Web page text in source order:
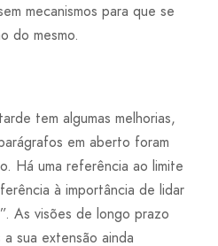
mecanismos para que se
do mesmo.
tem algumas melhorias,
em aberto foram
Há uma referência ao limite
à importância de lidar
As visões de longo prazo
sua extensão ainda